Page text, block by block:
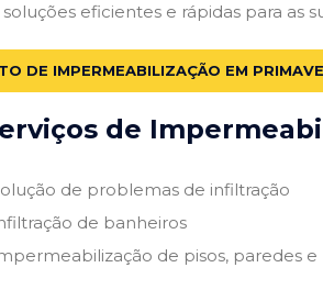
eficientes e rápidas para as
DE IMPERMEABILIZAÇÃO EM
de
de problemas de infiltração
de banheiros
de pisos, paredes e